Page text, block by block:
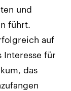
und
führt.
auf
Interesse für
das